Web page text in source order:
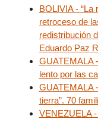
BOLIVIA - “La
retroceso de
redistribución
Eduardo Paz
GUATEMALA
lento por las
GUATEMALA
tierra”. 70
VENEZUELA